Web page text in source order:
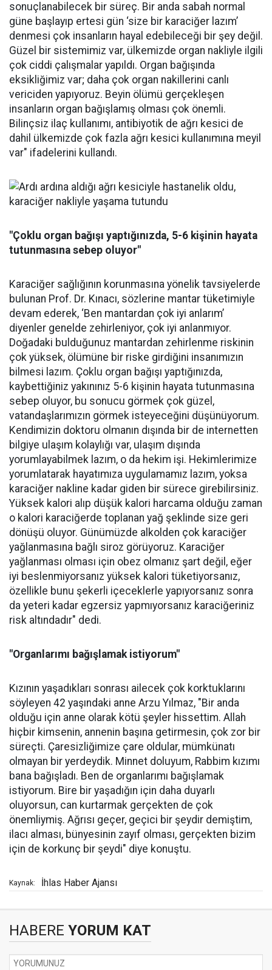
sonuçlanabilecek bir süreç. Bir anda sabah normal
güne başlayıp ertesi gün ‘size bir karaciğer lazım’
denmesi çok insanların hayal edebileceği bir şey değil.
Güzel bir sistemimiz var, ülkemizde organ nakliyle ilgili
çok ciddi çalışmalar yapıldı. Organ bağışında
eksikliğimiz var; daha çok organ nakillerini canlı
vericiden yapıyoruz. Beyin ölümü gerçekleşen
insanların organ bağışlamış olması çok önemli.
Bilinçsiz ilaç kullanımı, antibiyotik de ağrı kesici de
dahil ülkemizde çok fazla ağrı kesici kullanımına meyil
var" ifadelerini kullandı.
"Çoklu organ bağışı yaptığınızda, 5-6 kişinin hayata
tutunmasına sebep oluyor"
Karaciğer sağlığının korunmasına yönelik tavsiyelerde
bulunan Prof. Dr. Kınacı, sözlerine mantar tüketimiyle
devam ederek, ‘Ben mantardan çok iyi anlarım’
diyenler genelde zehirleniyor, çok iyi anlanmıyor.
Doğadaki bulduğunuz mantardan zehirlenme riskinin
çok yüksek, ölümüne bir riske girdiğini insanımızın
bilmesi lazım. Çoklu organ bağışı yaptığınızda,
kaybettiğiniz yakınınız 5-6 kişinin hayata tutunmasına
sebep oluyor, bu sonucu görmek çok güzel,
vatandaşlarımızın görmek isteyeceğini düşünüyorum.
Kendimizin doktoru olmanın dışında bir de internetten
bilgiye ulaşım kolaylığı var, ulaşım dışında
yorumlayabilmek lazım, o da hekim işi. Hekimlerimize
yorumlatarak hayatımıza uygulamamız lazım, yoksa
karaciğer nakline kadar giden bir sürece girebilirsiniz.
Yüksek kalori alıp düşük kalori harcama olduğu zaman
o kalori karaciğerde toplanan yağ şeklinde size geri
dönüşü oluyor. Günümüzde alkolden çok karaciğer
yağlanmasına bağlı siroz görüyoruz. Karaciğer
yağlanması olması için obez olmanız şart değil, eğer
iyi beslenmiyorsanız yüksek kalori tüketiyorsanız,
özellikle bunu şekerli içeceklerle yapıyorsanız sonra
da yeteri kadar egzersiz yapmıyorsanız karaciğeriniz
risk altındadır" dedi.
"Organlarımı bağışlamak istiyorum"
Kızının yaşadıkları sonrası ailecek çok korktuklarını
söyleyen 42 yaşındaki anne Arzu Yılmaz, "Bir anda
olduğu için anne olarak kötü şeyler hissettim. Allah
hiçbir kimsenin, annenin başına getirmesin, çok zor bir
süreçti. Çaresizliğimize çare oldular, mümkünatı
olmayan bir yerdeydik. Minnet doluyum, Rabbim kızımı
bana bağışladı. Ben de organlarımı bağışlamak
istiyorum. Bire bir yaşadığın için daha duyarlı
oluyorsun, can kurtarmak gerçekten de çok
önemliymiş. Ağrısı geçer, geçici bir şeydir demiştim,
ilacı alması, bünyesinin zayıf olması, gerçekten bizim
için de korkunç bir şeydi" diye konuştu.
Kaynak: İhlas Haber Ajansı
HABERE YORUM KAT